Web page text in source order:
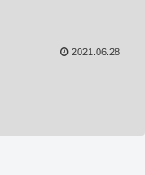
2021.06.28